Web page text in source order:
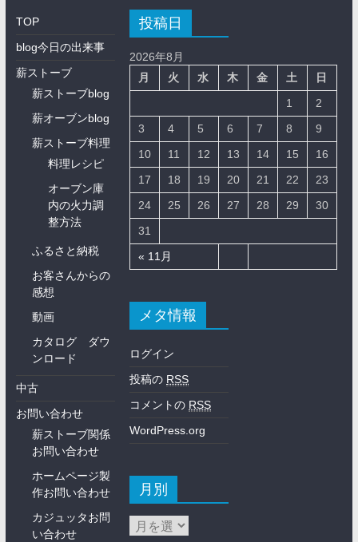
TOP
blog今日の出来事
薪ストーブ
薪ストーブblog
薪オーブンblog
薪ストーブ料理
料理レシピ
オーブン庫
内の火力調
整方法
ふるさと納税
お客さんからの
感想
動画
カタログ ダウ
ンロード
中古
お問い合わせ
薪ストーブ関係
お問い合わせ
ホームページ製
作お問い合わせ
カジュッタお問
い合わせ
投稿日
2026年8月
月
火 水 木 金 土 日
« 11月
1
2
3
4 5 6 7 8
9
10
11 12 13 14 15
16
17
18 19 20 21 22
23
24
25 26 27 28 29
30
31
メタ情報
ログイン
投稿の RSS
コメントの RSS
WordPress.org
月別